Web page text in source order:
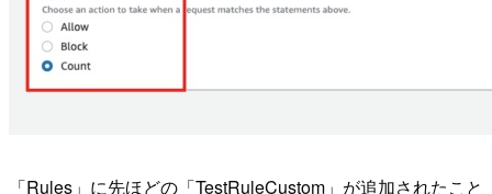
「Rules」に先ほどの「TestRuleCustom」が追加されたこと